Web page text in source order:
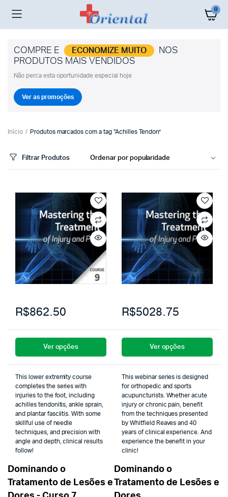
0
COMPRE E ECONOMIZE MUITO
NOS
PRODUTOS MAIS VENDIDOS
Não perca esta oportunidade especial hoje
Ver as promoções
Início Produtos marcados com a tag “Achilles Tendon”
Filtrar Produtos
R$862.50
Ver opções
This lower extremity course
completes the series with
injuries to the foot, including
achilles tendonitis, ankle sprain,
and plantar fasciitis. With some
skillful use of needle
techniques, and precision with
angle and depth, clinical results
follow!
Dominando o
Tratamento de Lesões e
R$5028.75
Ver opções
This webinar series is designed
for orthopedic and sports
acupuncturists. Whether acute
injury or chronic pain, benefit
from the techniques presented
by Whitfield Reaves and 40
years of clinical experience. And
experience the benefit in your
clinic!
Dominando o
Tratamento de Lesões e